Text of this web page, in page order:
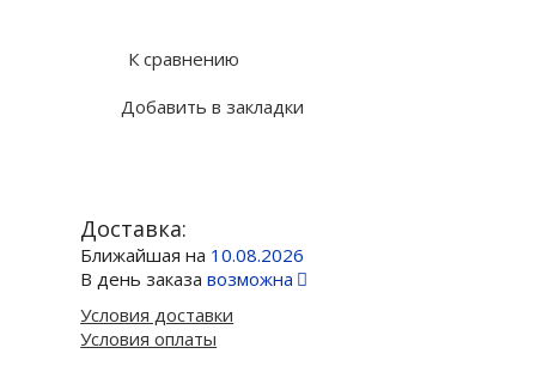
К сравнению
Добавить в закладки
Доставка:
Ближайшая на 10.08.2026
В день заказавозможна
Условия доставки
Условия оплаты